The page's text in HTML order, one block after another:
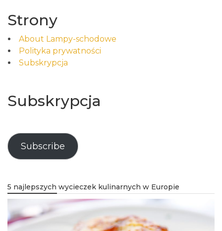
Strony
About Lampy-schodowe
Polityka prywatności
Subskrypcja
Subskrypcja
Subscribe
5 najlepszych wycieczek kulinarnych w Europie